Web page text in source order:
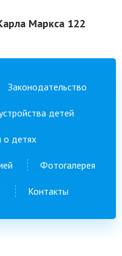
Маркса 122
Законодательство
детей
о детях
Фотогалерея
Контакты